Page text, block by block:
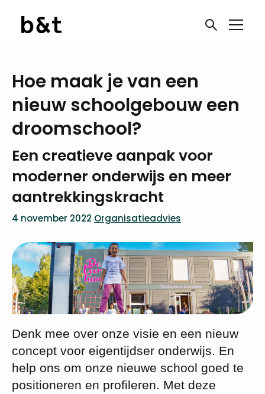
Hoe maak je van een
nieuw schoolgebouw een
droomschool?
Een creatieve aanpak voor
moderner onderwijs en meer
aantrekkingskracht
4 november 2022 Organisatieadvies
Denk mee over onze visie en een nieuw
concept voor eigentijdser onderwijs. En
help ons om onze nieuwe school goed te
positioneren en profileren. Met deze